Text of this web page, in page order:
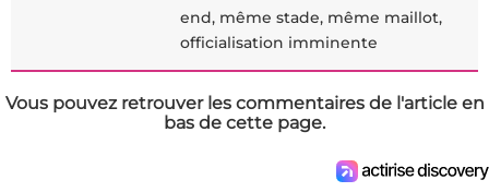
end, même stade, même maillot,
officialisation imminente
Vous pouvez retrouver les commentaires de l'article en
bas de cette page.